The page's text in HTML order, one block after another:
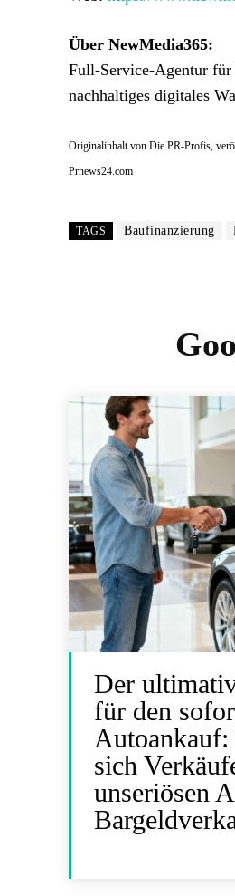
Über NewMedia365:
Full-Service-Agentur für
nachhaltiges digitales
Originalinhalt von Die PR-Profis,
Prnews24.com
TAGS Baufinanzierung
Der
für den
Autoankauf:
sich
unseriösen